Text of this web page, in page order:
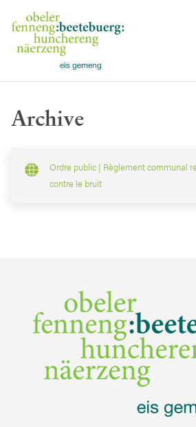
Archive
Ordre public | Règlement communal
contre le bruit